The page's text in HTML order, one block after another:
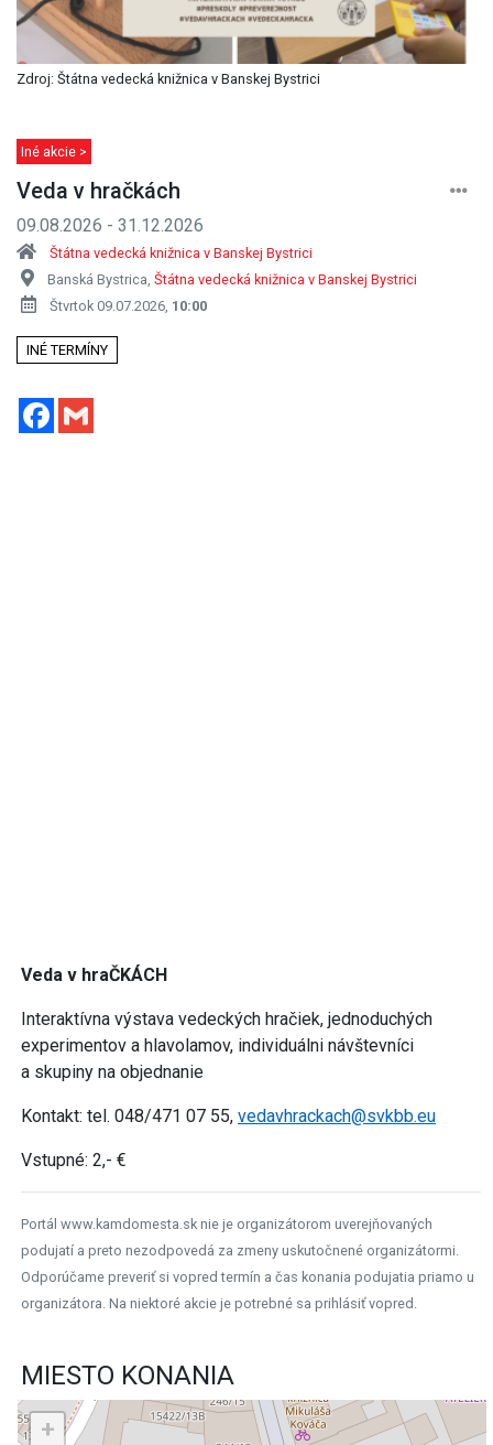
Zdroj: Štátna vedecká knižnica v Banskej Bystrici
Iné akcie >
Veda v hračkách
09.08.2026 - 31.12.2026
Štátna vedecká knižnica v Banskej Bystrici
Banská Bystrica, Štátna vedecká knižnica v Banskej Bystrici
Štvrtok 09.07.2026, 10:00
INÉ TERMÍNY
Facebook
Veda v hraČKÁCH
Interaktívna výstava vedeckých hračiek, jednoduchých
experimentov a hlavolamov, individuálni návštevníci
a skupiny na objednanie
Kontakt: tel. 048/471 07 55, vedavhrackach@svkbb.eu
Vstupné: 2,- €
Portál www.kamdomesta.sk nie je organizátorom uverejňovaných
podujatí a preto nezodpovedá za zmeny uskutočnené organizátormi.
Odporúčame preveriť si vopred termín a čas konania podujatia priamo u
organizátora. Na niektoré akcie je potrebné sa prihlásiť vopred.
MIESTO KONANIA
+